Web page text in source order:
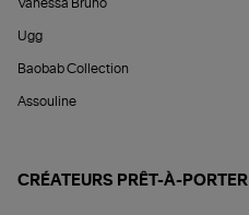
Vanessa Bruno
Ugg
Baobab Collection
Assouline
CRÉATEURS PRÊT-À-PORTER